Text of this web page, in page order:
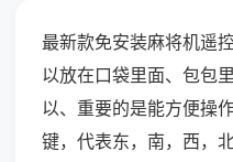
最新款免安装麻将机遥
以放在口袋里面、包包
以、重要的是能方便操
键，代表东，南，西，